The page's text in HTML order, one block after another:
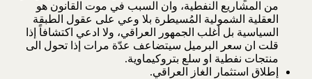
من المشاريع النفطية، وان السبب في موت القانون هو
العقلية الشمولية المُسيطرة بلا وعي على عقول الطبقة
السياسية بل أغلب الجمهور العراقي، ولا ادعي اكتشافاً إذا
قلت ان سعر البرميل سيتضاعف عدّة مرات إذا تحول الى
منتجات نفطية او سلع بتروكيماوية.
إطلاق استثمار الغاز العراقي.